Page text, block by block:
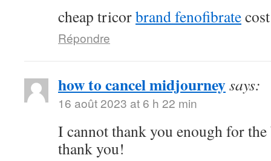
cheap tricorbrand fenofibrate
Répondre
how to cancel midjourneysays:
16 août 2023 at 6 h 22 min
I cannot thank you enough for
thank you!